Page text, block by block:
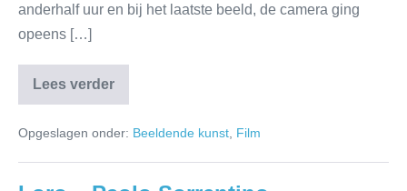
anderhalf uur en bij het laatste beeld, de camera ging
opeens […]
Lees verder
Opgeslagen onder: Beeldende kunst Film